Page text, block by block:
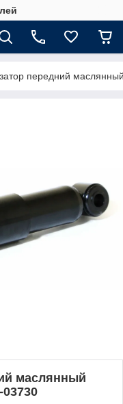
передний
маслянный
03730